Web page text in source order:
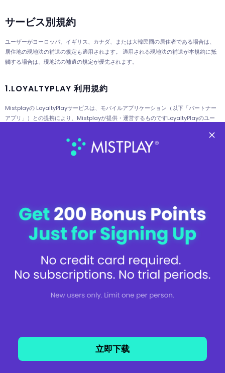
サービス別規約
ユーザーがヨーロッパ、イギリス、カナダ、または大韓民國の居住者である場合は、
居住地の現地法の補遺の規定も適用されます。 適用される現地法の補遺が本規約に抵
觸する場合は、現地法の補遺の規定が優先されます。
1.LOYALTYPLAY 利用規約
Mistplayの LoyaltyPlayサービスは、モバイルアプリケーション（以下「パートナー
アプリ」）との提携により、Mistplayが提供・運営するものですLoyaltyPlayのユー
アプリの報酬ポイントを獲得することができます。パートナーアプリは LoyaltyPlayサ
ービスの配信手段であると同時に、LoyaltyPlay ユーザーに対して報酬ポイントを獲得
する機会を提供する役割も担っています。報酬ポイントの交換はパートナーアプリ内
书内の LoyaltyPlay に関する利用規約の両方が適用されます。
1.1 利用资格およびアカウント
アカウントを保有している必要があります。LoyaltyPlayは17歳未満の児童を対象とし
たサービスではなく、Mistplayは17歳未満の個人から意圖的に個人情報を取得・保持
1.1.2 パートナーアプリのユーザーは、1人につき1つのLoyaltyPlayアカウントのみを作
ーアプリが定めるルールや制約を含む）について責任を負いません。
中文 (简体)
立即下载